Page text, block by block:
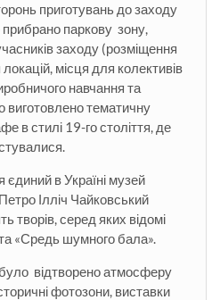
приготувань до заходу
паркову зону,
заходу (розміщення
місця для колективів
навчання та
виготовлено тематичну
в стилі 19-го століття, де
єдиний в Україні музей
Ілліч Чайковський
творів, серед яких відомі
«Средь шумного бала».
відтворено атмосферу
фотозони, виставки